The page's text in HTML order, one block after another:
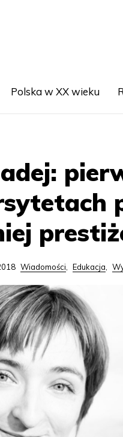
Polska w XX wieku
Wiadomości, Edukacja,